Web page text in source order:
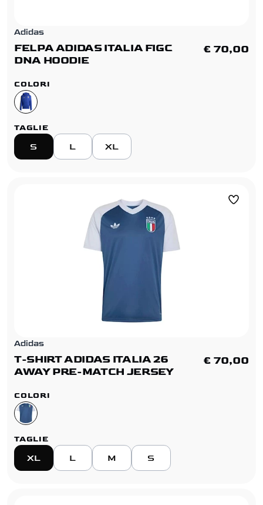
Adidas
FELPA ADIDAS ITALIA FIGC
DNA HOODIE
€ 70,00
COLORI
TAGLIE
S L XL
Adidas
T-SHIRT ADIDAS ITALIA 26
AWAY PRE-MATCH JERSEY
€ 70,00
COLORI
TAGLIE
XL L M S